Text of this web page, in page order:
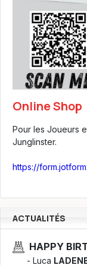
Online Shop
Pour les Joueurs
Junglinster.
https://
ACTUALITÉS
HAPPY
- Luca